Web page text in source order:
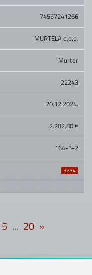
74557241266
MURTELA d.o.o.
Murter
22243
20.12.2024.
2.282,80 €
164-5-2
3234
5 ... 20 »